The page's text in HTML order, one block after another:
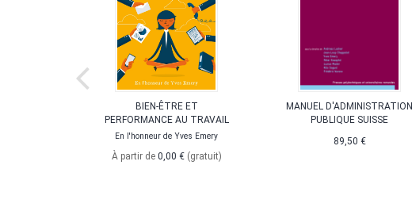
BIEN-ÊTRE ET
PERFORMANCE AU TRAVAIL
En l'honneur de Yves Emery
À partir de 0,00 € (gratuit)
MANUEL D'ADMINISTRATION
PUBLIQUE SUISSE
89,50 €